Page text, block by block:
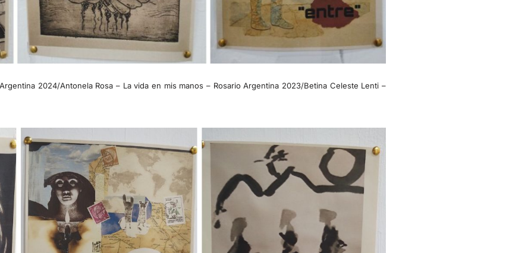
2024/Antonela Rosa – La vida en mis manos – Rosario Argentina 2023/Betina Celeste Lenti –